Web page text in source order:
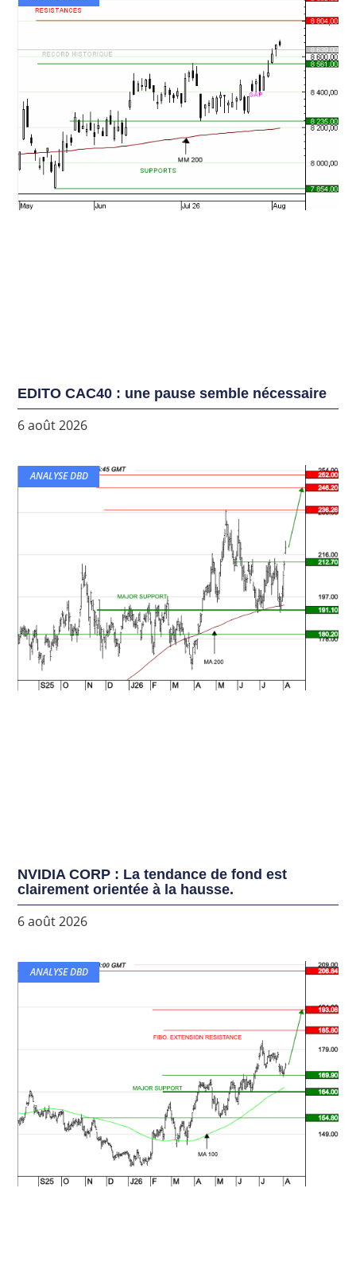
EDITO CAC40 : une pause semble nécessaire
6 août 2026
ANALYSE DBD
NVIDIA CORP : La tendance de fond est
clairement orientée à la hausse.
6 août 2026
ANALYSE DBD